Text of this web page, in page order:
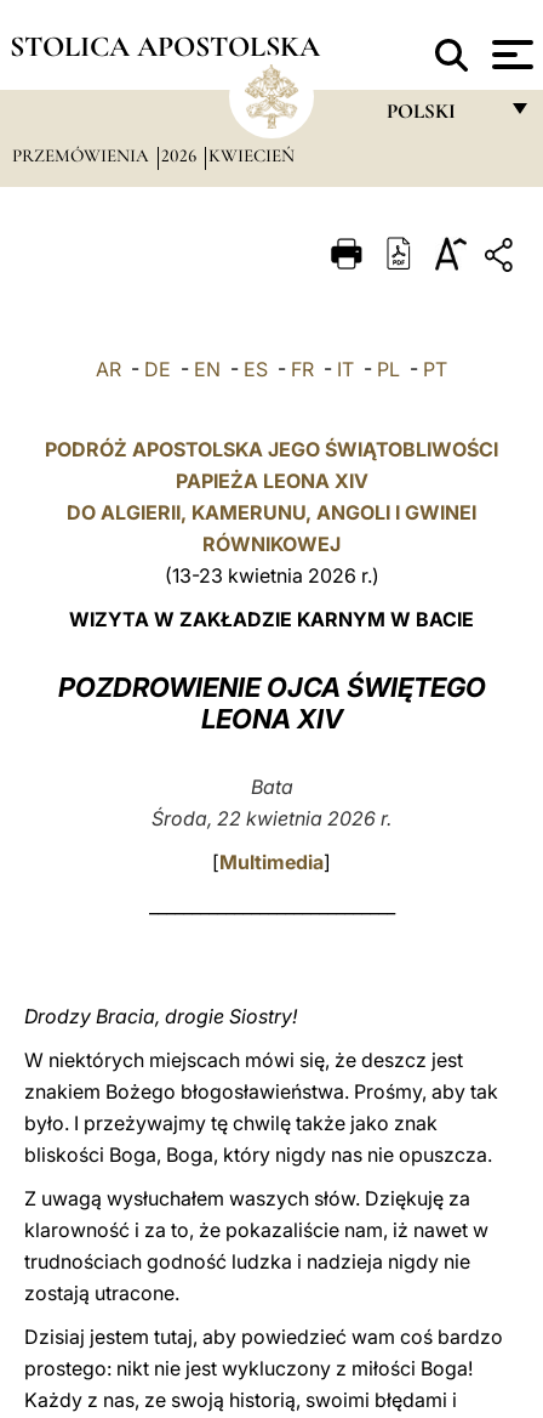
STOLICA APOSTOLSKA
POLSKI
ITALIANO
POLSKI
PRZEMÓWIENIA 2026 KWIECIEŃ
AR - DE - EN - ES - FR - IT - PL - PT
PODRÓŻ APOSTOLSKA JEGO ŚWIĄTOBLIWOŚCI
PAPIEŻA LEONA XIV
DO ALGIERII, KAMERUNU, ANGOLI I GWINEI
RÓWNIKOWEJ
(13-23 kwietnia 2026 r.)
WIZYTA W ZAKŁADZIE KARNYM W BACIE
POZDROWIENIE OJCA ŚWIĘTEGO
LEONA XIV
Bata
Środa, 22 kwietnia 2026 r.
[Multimedia]
Drodzy Bracia, drogie Siostry!
W niektórych miejscach mówi się, że deszcz jest
znakiem Bożego błogosławieństwa. Prośmy, aby tak
było. I przeżywajmy tę chwilę także jako znak
bliskości Boga, Boga, który nigdy nas nie opuszcza.
Z uwagą wysłuchałem waszych słów. Dziękuję za
klarowność i za to, że pokazaliście nam, iż nawet w
trudnościach godność ludzka i nadzieja nigdy nie
zostają utracone.
Dzisiaj jestem tutaj, aby powiedzieć wam coś bardzo
prostego: nikt nie jest wykluczony z miłości Boga!
Każdy z nas, ze swoją historią, swoimi błędami i